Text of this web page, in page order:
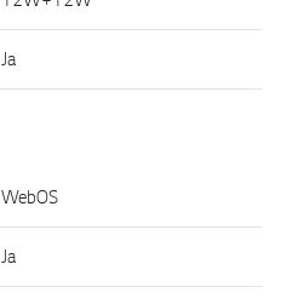
Ja
WebOS
Ja